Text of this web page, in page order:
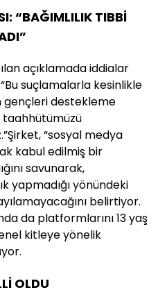
“BAĞIMLILIK TIBBİ
açıklamada iddialar
suçlamalarla kesinlikle
gençleri destekleme
taahhütümüzü
“sosyal medya
kabul edilmiş bir
savunarak,
yapmadığı yönündeki
belirtiyor.
da platformlarını 13 yaş
kitleye yönelik
OLDU